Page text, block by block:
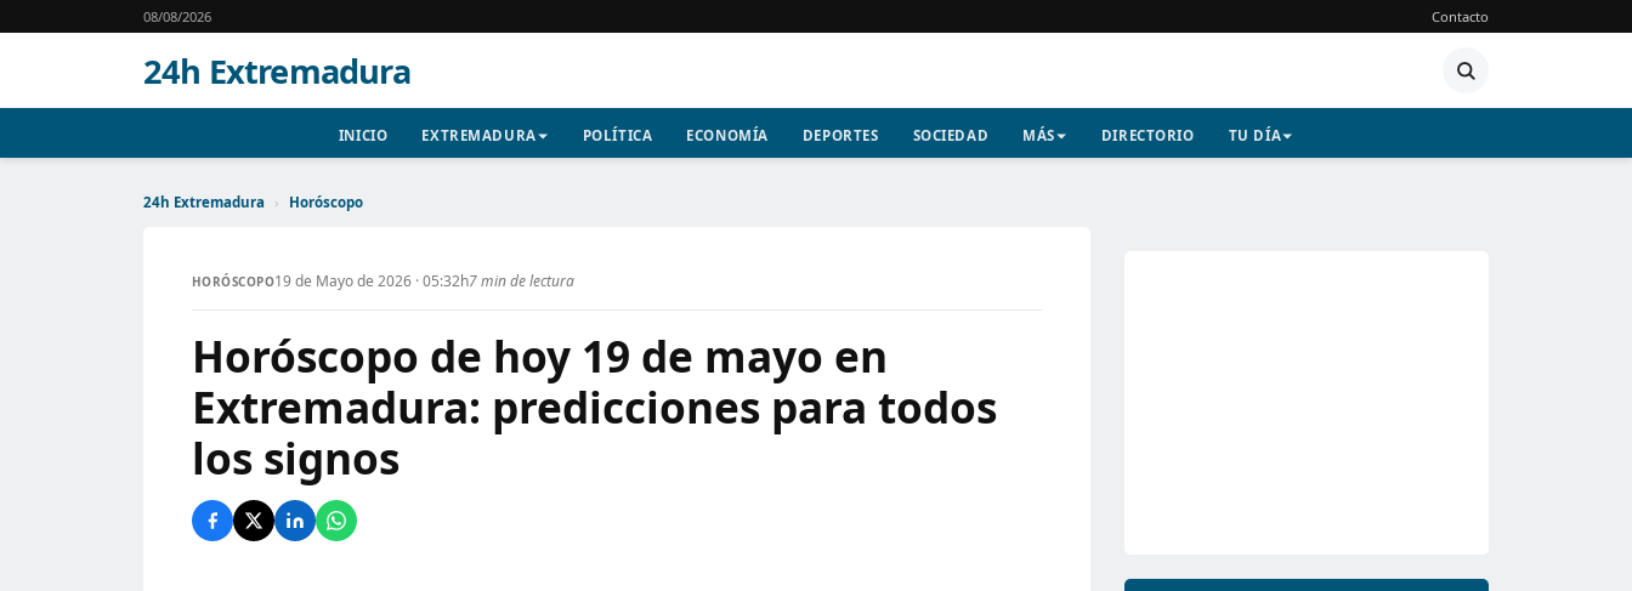
08/08/2026 Contacto
24h Extremadura
INICIO EXTREMADURA POLÍTICA ECONOMÍA DEPORTES SOCIEDAD MÁS DIRECTORIO TU DÍA
24h Extremadura › Horóscopo
HORÓSCOPO19 de Mayo de 2026 · 05:32h7 min de lectura
Horóscopo de hoy 19 de mayo en
Extremadura: predicciones para todos
los signos